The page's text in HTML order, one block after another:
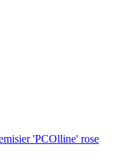
'PCOlline' rose